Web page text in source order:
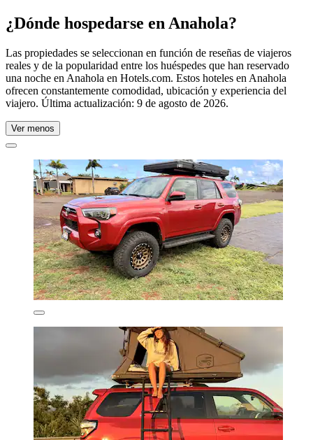
¿Dónde hospedarse en Anahola?
Las propiedades se seleccionan en función de reseñas de viajeros
reales y de la popularidad entre los huéspedes que han reservado
una noche en Anahola en Hotels.com. Estos hoteles en Anahola
ofrecen constantemente comodidad, ubicación y experiencia del
viajero. Última actualización: 9 de agosto de 2026.
Ver menos